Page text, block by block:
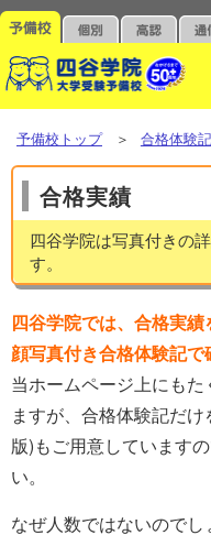
予備校トップ＞合格体験記
合格実績
四谷学院は写真付きの
す。
四谷学院では、合格実
顔写真付き合格体験記で
当ホームページ上にもた
ますが、合格体験記だ
版)もご用意しています
い。
なぜ人数ではないのでし